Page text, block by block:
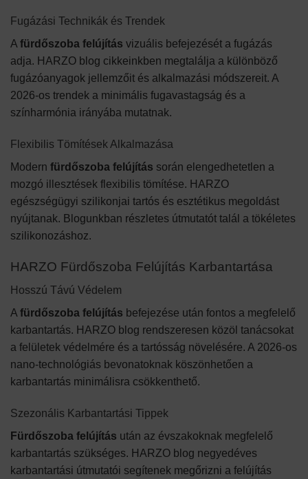
Fugázási Technikák és Trendek
A fürdőszoba felújítás vizuális befejezését a fugázás
adja. HARZO blog cikkeinkben megtalálja a különböző
fugázóanyagok jellemzőit és alkalmazási módszereit. A
2026-os trendek a minimális fugavastagság és a
színharmónia irányába mutatnak.
Flexibilis Tömítések Alkalmazása
Modern fürdőszoba felújítás során elengedhetetlen a
mozgó illesztések flexibilis tömítése. HARZO
egészségügyi szilikonjai tartós és esztétikus megoldást
nyújtanak. Blogunkban részletes útmutatót talál a tökéletes
szilikonozáshoz.
HARZO Fürdőszoba Felújítás Karbantartása
Hosszú Távú Védelem
A fürdőszoba felújítás befejezése után fontos a megfelelő
karbantartás. HARZO blog rendszeresen közöl tanácsokat
a felületek védelmére és a tartósság növelésére. A 2026-os
nano-technológiás bevonatoknak köszönhetően a
karbantartás minimálisra csökkenthető.
Szezonális Karbantartási Tippek
Fürdőszoba felújítás után az évszakoknak megfelelő
karbantartás szükséges. HARZO blog negyedéves
karbantartási útmutatói segítenek megőrizni a felújítás